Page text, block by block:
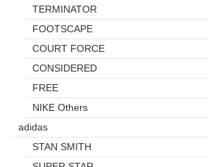
TERMINATOR
FOOTSCAPE
COURT FORCE
CONSIDERED
FREE
NIKE Others
adidas
STAN SMITH